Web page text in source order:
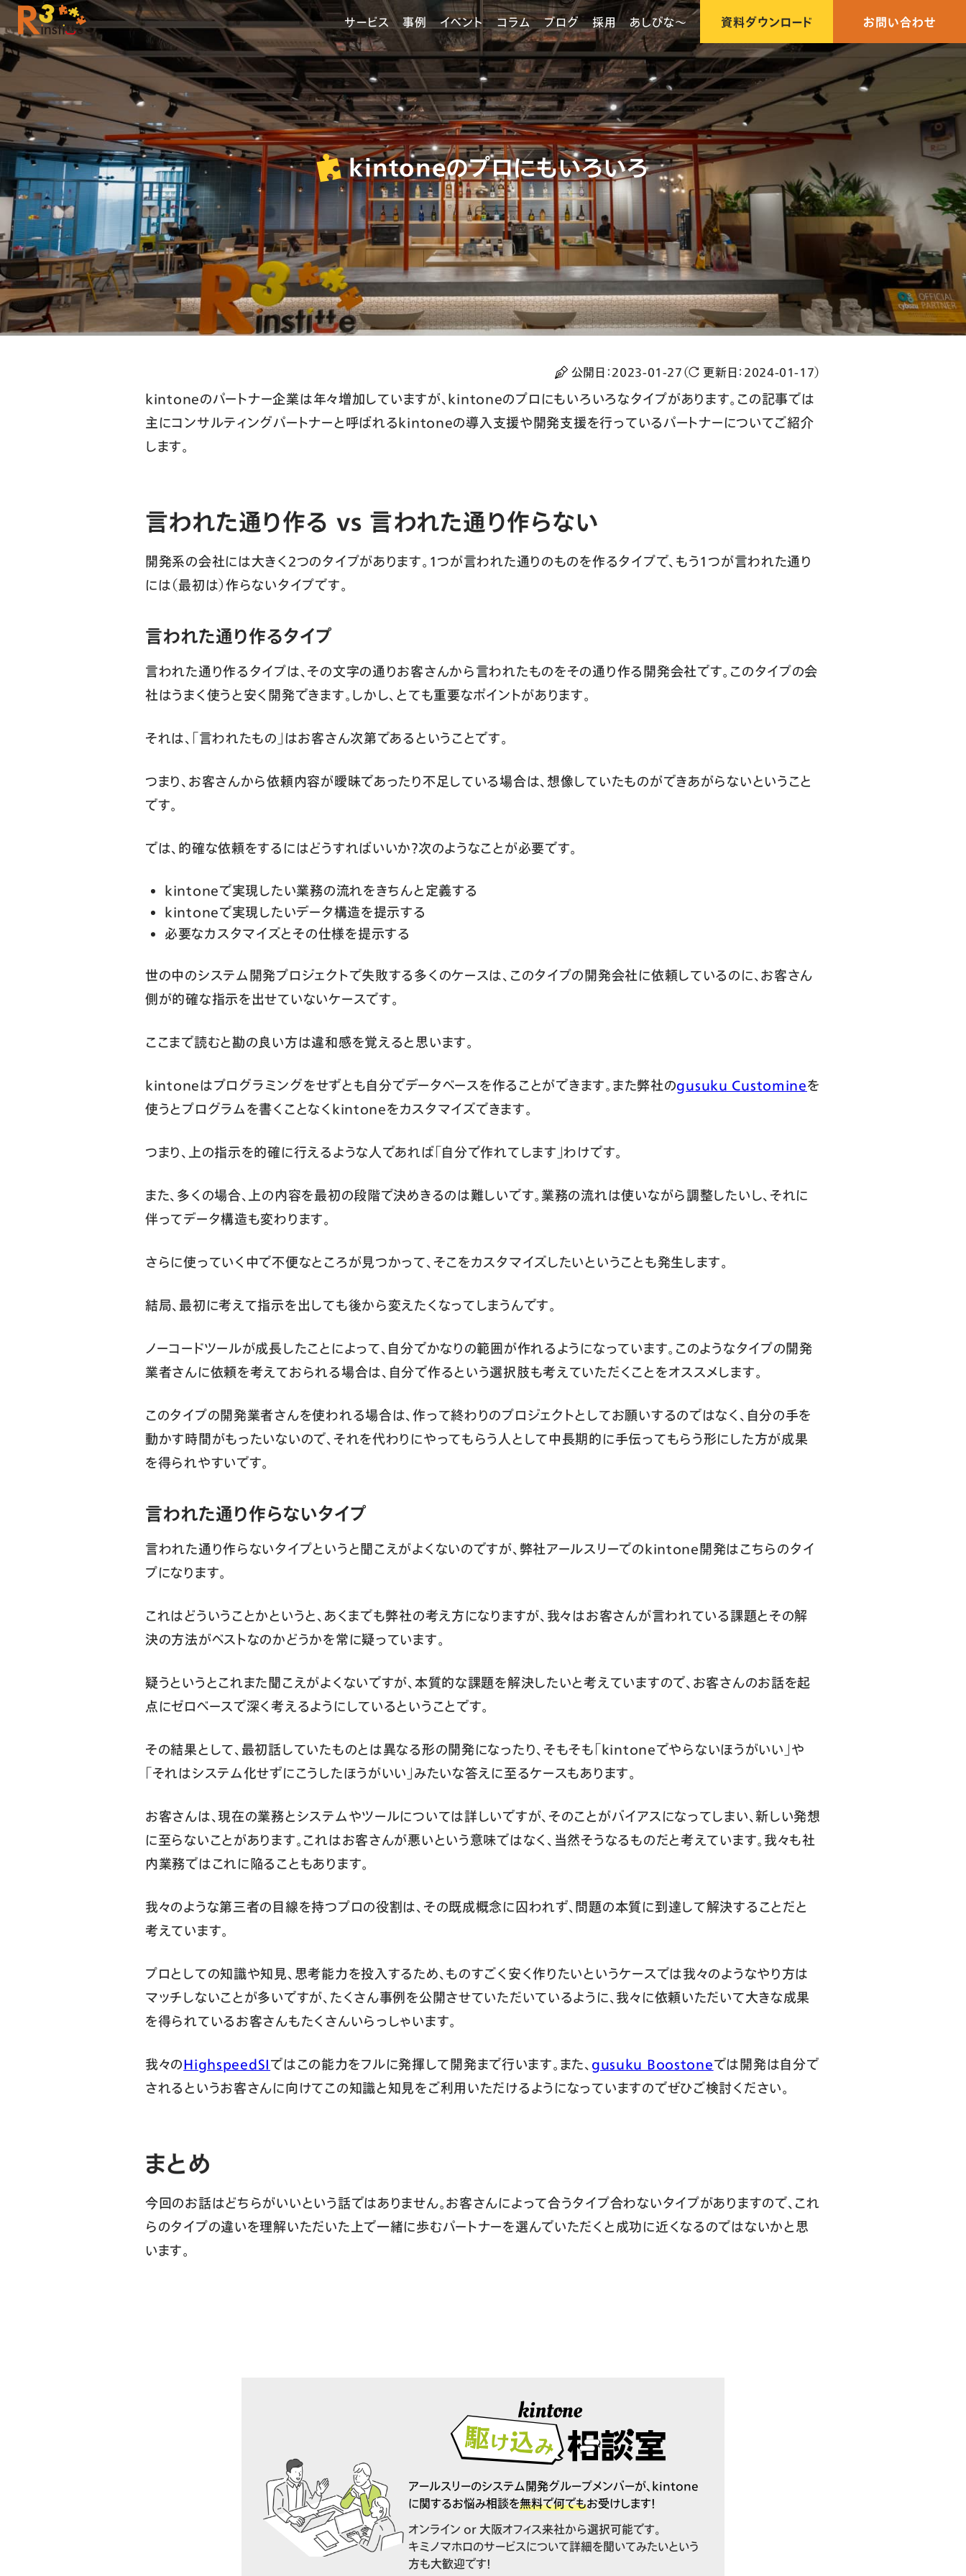
サービス 事例 イベント コラム ブログ 採用 あしびな〜 資料ダウンロード お問い合わせ
kintoneのプロにもいろいろ
公開日：2023-01-27（ 更新日： 2024-01-17）
kintoneのパートナー企業は年々増加していますが、kintoneのプロにもいろいろなタイプがあります。この記事では
主にコンサルティングパートナーと呼ばれるkintoneの導入支援や開発支援を行っているパートナーについてご紹介
します。
言われた通り作る vs 言われた通り作らない
開発系の会社には大きく2つのタイプがあります。1つが言われた通りのものを作るタイプで、もう1つが言われた通り
には（最初は）作らないタイプです。
言われた通り作るタイプ
言われた通り作るタイプは、その文字の通りお客さんから言われたものをその通り作る開発会社です。このタイプの会
社はうまく使うと安く開発できます。しかし、とても重要なポイントがあります。
それは、「言われたもの」はお客さん次第であるということです。
つまり、お客さんから依頼内容が曖昧であったり不足している場合は、想像していたものができあがらないということ
です。
では、的確な依頼をするにはどうすればいいか？次のようなことが必要です。
kintoneで実現したい業務の流れをきちんと定義する
kintoneで実現したいデータ構造を提示する
必要なカスタマイズとその仕様を提示する
世の中のシステム開発プロジェクトで失敗する多くのケースは、このタイプの開発会社に依頼しているのに、お客さん
側が的確な指示を出せていないケースです。
ここまで読むと勘の良い方は違和感を覚えると思います。
kintoneはプログラミングをせずとも自分でデータベースを作ることができます。また弊社のgusuku Customineを
使うとプログラムを書くことなくkintoneをカスタマイズできます。
つまり、上の指示を的確に行えるような人であれば「自分で作れてします」わけです。
また、多くの場合、上の内容を最初の段階で決めきるのは難しいです。業務の流れは使いながら調整したいし、それに
伴ってデータ構造も変わります。
さらに使っていく中で不便なところが見つかって、そこをカスタマイズしたいということも発生します。
結局、最初に考えて指示を出しても後から変えたくなってしまうんです。
ノーコードツールが成長したことによって、自分でかなりの範囲が作れるようになっています。このようなタイプの開発
業者さんに依頼を考えておられる場合は、自分で作るという選択肢も考えていただくことをオススメします。
このタイプの開発業者さんを使われる場合は、作って終わりのプロジェクトとしてお願いするのではなく、自分の手を
動かす時間がもったいないので、それを代わりにやってもらう人として中長期的に手伝ってもらう形にした方が成果
を得られやすいです。
言われた通り作らないタイプ
言われた通り作らないタイプというと聞こえがよくないのですが、弊社アールスリーでのkintone開発はこちらのタイ
プになります。
これはどういうことかというと、あくまでも弊社の考え方になりますが、我々はお客さんが言われている課題とその解
決の方法がベストなのかどうかを常に疑っています。
疑うというとこれまた聞こえがよくないですが、本質的な課題を解決したいと考えていますので、お客さんのお話を起
点にゼロベースで深く考えるようにしているということです。
その結果として、最初話していたものとは異なる形の開発になったり、そもそも「kintoneでやらないほうがいい」や
「それはシステム化せずにこうしたほうがいい」みたいな答えに至るケースもあります。
お客さんは、現在の業務とシステムやツールについては詳しいですが、そのことがバイアスになってしまい、新しい発想
に至らないことがあります。これはお客さんが悪いという意味ではなく、当然そうなるものだと考えています。我々も社
内業務ではこれに陥ることもあります。
我々のような第三者の目線を持つプロの役割は、その既成概念に囚われず、問題の本質に到達して解決することだと
考えています。
プロとしての知識や知見、思考能力を投入するため、ものすごく安く作りたいというケースでは我々のようなやり方は
マッチしないことが多いですが、たくさん事例を公開させていただいているように、我々に依頼いただいて大きな成果
を得られているお客さんもたくさんいらっしゃいます。
我々のHighspeedSIではこの能力をフルに発揮して開発まで行います。また、 gusuku Boostoneでは開発は自分で
されるというお客さんに向けてこの知識と知見をご利用いただけるようになっていますのでぜひご検討ください。
まとめ
今回のお話はどちらがいいという話ではありません。お客さんによって合うタイプ合わないタイプがありますので、これ
らのタイプの違いを理解いただいた上で一緒に歩むパートナーを選んでいただくと成功に近くなるのではないかと思
います。
アールスリーのシステム開発グループメンバーが、kintone
に関するお悩み相談を無料で何でもお受けします！
オンライン or 大阪オフィス来社から選択可能です。
キミノマホロのサービスについて詳細を聞いてみたいという
方も大歓迎です！